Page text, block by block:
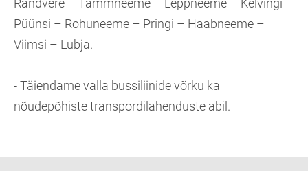
Randvere – Tammneeme – Leppneeme – Kelvingi –
Püünsi – Rohuneeme – Pringi – Haabneeme –
Viimsi – Lubja.
- Täiendame valla bussiliinide võrku ka
nõudepõhiste transpordilahenduste abil.